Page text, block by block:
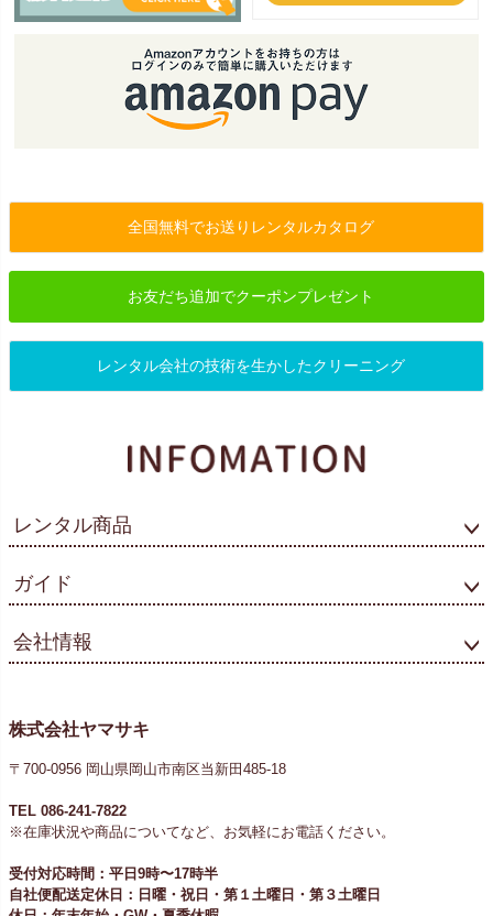
全国無料でお送りレンタルカタログ
お友だち追加でクーポンプレゼント
レンタル会社の技術を生かしたクリーニング
レンタル商品
ガイド
会社情報
株式会社ヤマサキ
〒700-0956 岡山県岡山市南区当新田485-18
TEL 086-241-7822
※在庫状況や商品についてなど、お気軽にお電話ください。
受付対応時間：平日9時〜17時半
自社便配送定休日：日曜・祝日・第１土曜日・第３土曜日